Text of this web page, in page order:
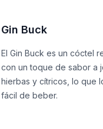
Gin Buck
El Gin Buck es un cóctel
con un toque de sabor a
hierbas y cítricos, lo que
fácil de beber.